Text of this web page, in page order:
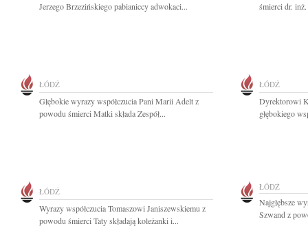
Jerzego Brzezińskiego pabianiccy adwokaci...
śmierci dr.
ŁÓDŹ
Głębokie wyrazy współczucia Pani Marii Adelt z
powodu śmierci Matki składa Zespół...
ŁÓDŹ
Dyrektorowi
głębokiego
ŁÓDŹ
Wyrazy współczucia Tomaszowi Janiszewskiemu z
powodu śmierci Taty składają koleżanki i...
ŁÓDŹ
Najgłębsze
Szwand z